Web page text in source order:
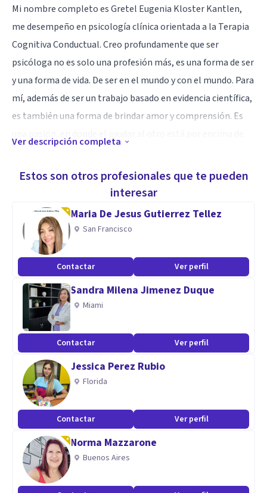
Mi nombre completo es Gretel Eugenia Kloster Kantlen,
me desempeño en psicología clínica orientada a la Terapia
Cognitiva Conductual. Creo profundamente que ser
psicóloga no es solo una profesión más, es una forma de ser
y una forma de vida. De ser en el mundo y con el mundo. Para
mí, además de ser un trabajo basado en evidencia científica,
es también una forma de brindar amor y comprensión. Es
Es enseñar, es amar y ayudar.
Desde el conocimiento y en constante capacitación.
Actualmente me estoy especializando en TERAPIA
COGNITIVA CONDUCTUAL, la cual es considerada la más
eficáz para distintos trastornos y problemas emocionales.
Aptitudes
Orientación Cognitiva Conductual - trastornos
emocionales
Ver descripción completa
Estos son otros profesionales que te pueden
interesar
Maria De Jesus Gutierrez Tellez
San Francisco
Contactar Ver perfil
Sandra Milena Jimenez Duque
Miami
Contactar Ver perfil
Jessica Perez Rubio
Florida
Contactar Ver perfil
Norma Mazzarone
Buenos Aires